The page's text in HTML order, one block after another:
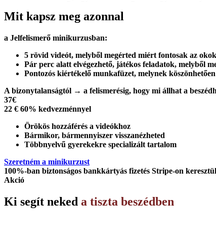
Mit kapsz meg azonnal
a Jelfelismerő minikurzusban:
5 rövid videót, melyből megérted miért fontosak az
Pár perc alatt elvégezhető, játékos feladatok, melyből
Pontozós kiértékelő munkafüzet, melynek
A bizonytalanságtól → a felismerésig, hogy mi állhat a
37€
22 € 60% kedvezménnyel
Örökös hozzáférés a videókhoz
Bármikor, bármennyiszer visszanézheted
Többnyelvű gyerekekre specializált tartalom
Szeretném a minikurzust
100%-ban biztonságos bankkártyás fizetés Stripe-on
Akció
Ki segít neked a tiszta beszédben